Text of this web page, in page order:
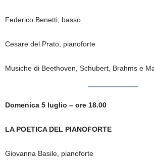
Federico Benetti, basso
Cesare del Prato, pianoforte
Musiche di Beethoven, Schubert, Brahms e
Domenica 5 luglio – ore 18.00
LA POETICA DEL PIANOFORTE
Giovanna Basile, pianoforte